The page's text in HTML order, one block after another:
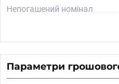
Непогашений номінал
Параметри